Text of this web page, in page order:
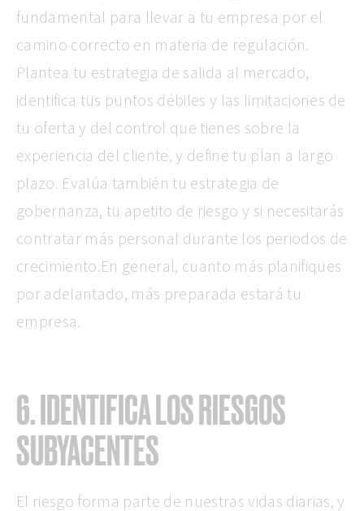
fundamental para llevar a tu empresa por el
camino correcto en materia de regulación.
Plantea tu estrategia de salida al mercado,
identifica tus puntos débiles y las limitaciones de
tu oferta y del control que tienes sobre la
experiencia del cliente, y define tu plan a largo
plazo. Evalúa también tu estrategia de
gobernanza, tu apetito de riesgo y si necesitarás
contratar más personal durante los periodos de
crecimiento.En general, cuanto más planifiques
por adelantado, más preparada estará tu
empresa.
6. IDENTIFICA LOS RIESGOS
SUBYACENTES
El riesgo forma parte de nuestras vidas diarias, y